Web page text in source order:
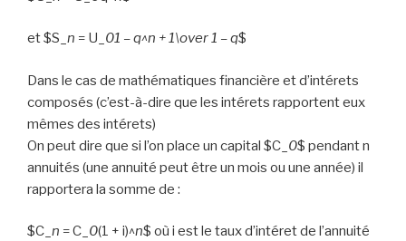
et$S_ n = U_ 01 – q^n + 1\over 1 – q$
Dans le cas de mathématiques financière et d’intérets
composés (c’est-à-dire que les intérets rapportent eux
mêmes des intérets)
On peut dire que si l’on place un capital $C_ 0$ pendant n
annuités (une annuité peut être un mois ou une année) il
rapportera la somme de :
$C_ n = C_ 0(1 + i)^n$ où i est le taux d’intéret de l’annuité